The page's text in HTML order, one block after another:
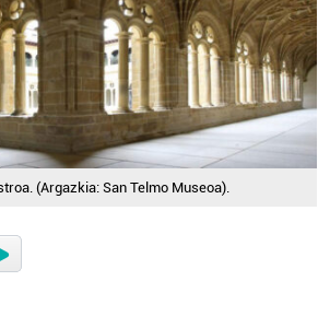
(Argazkia: San Telmo Museoa).